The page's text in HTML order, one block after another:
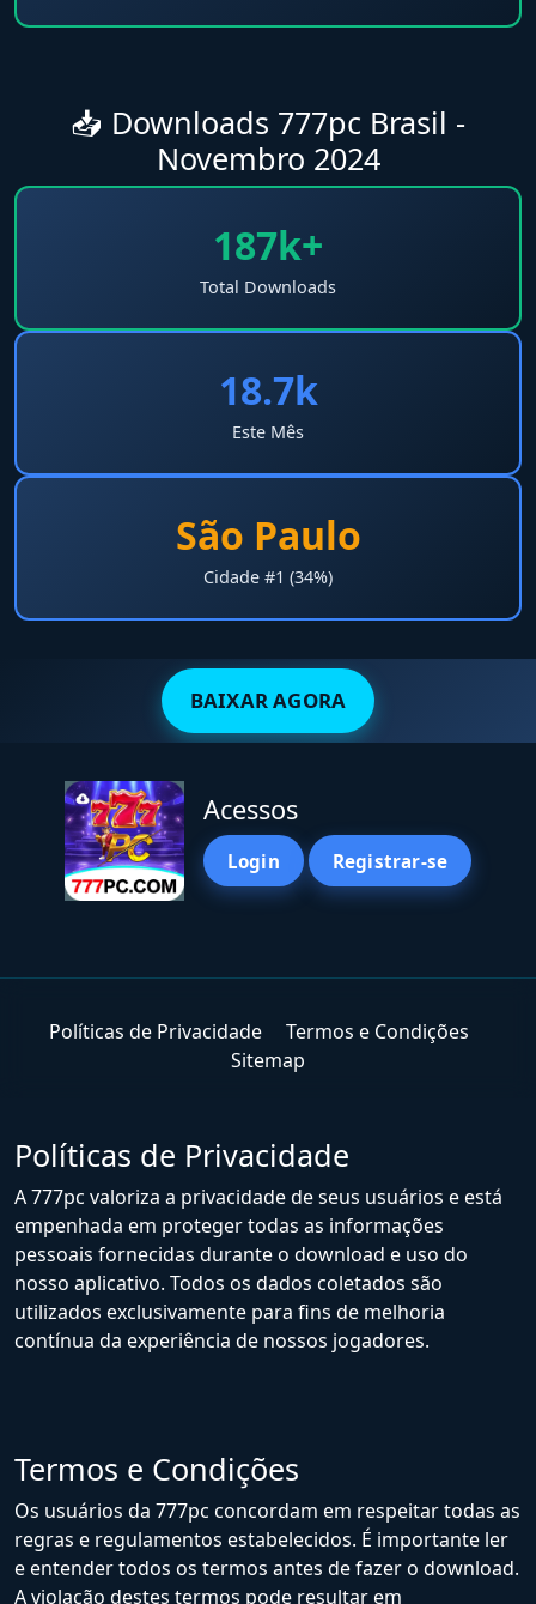
📥 Downloads 777pc Brasil -
Novembro 2024
187k+
Total Downloads
18.7k
Este Mês
São Paulo
Cidade #1 (34%)
BAIXAR AGORA
Acessos
Login Registrar-se
Políticas de Privacidade
Termos e Condições
Sitemap
Políticas de Privacidade
A 777pc valoriza a privacidade de seus usuários e está
empenhada em proteger todas as informações
pessoais fornecidas durante o download e uso do
nosso aplicativo. Todos os dados coletados são
utilizados exclusivamente para fins de melhoria
contínua da experiência de nossos jogadores.
Termos e Condições
Os usuários da 777pc concordam em respeitar todas as
regras e regulamentos estabelecidos. É importante ler
e entender todos os termos antes de fazer o download.
A violação destes termos pode resultar em